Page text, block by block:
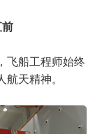
前
飞船工程师始终
天精神。